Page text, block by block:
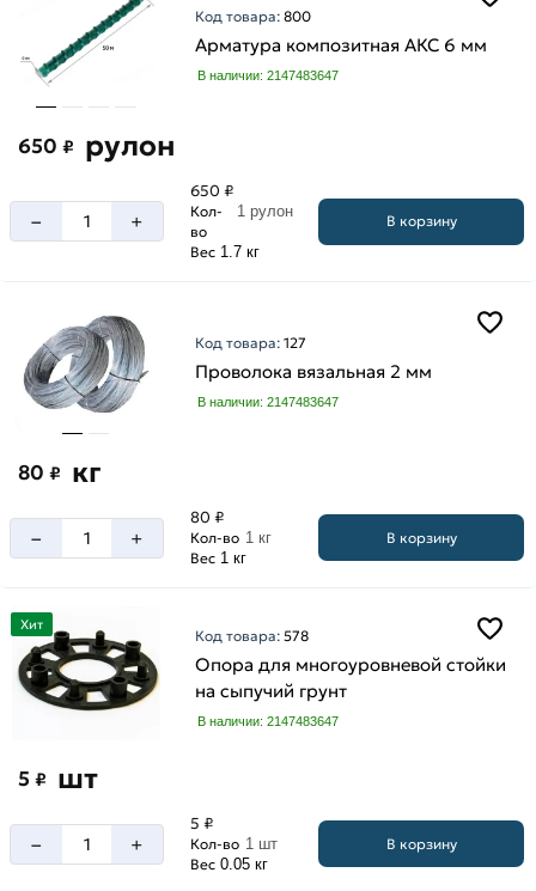
А500С
Код товара:800
Арматура композитная АКС 6 мм
В наличии: 2147483647
650 ₽ рулон
– +
650 ₽
Кол-
во
1 рулон
Вес 1.7 кг
В корзину
Код товара:127
Проволока вязальная 2 мм
В наличии: 2147483647
80 ₽ кг
– +
80 ₽
Кол-во 1 кг
Вес 1 кг
В корзину
Хит
Код товара:578
Опора для многоуровневой стойки
на сыпучий грунт
В наличии: 2147483647
5 ₽ шт
– +
5 ₽
Кол-во 1 шт
Вес 0.05 кг
В корзину